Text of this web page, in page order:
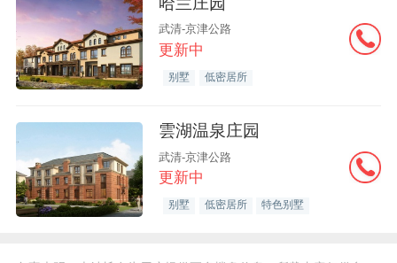
武清-京津公路
更新中
别墅 低密居所
雲湖温泉庄园
武清-京津公路
更新中
别墅 低密居所 特色别墅